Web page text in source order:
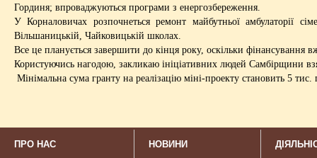
Гординя; впроваджуються програми з енергозбереження.
У Корналовичах розпочнеться ремонт майбутньої амбулаторії
Вільшаницькій, Чайковицькій школах.
Все це планується завершити до кінця року, оскільки фінансування
Користуючись нагодою, закликаю ініціативних людей Самбірщини
Мінімальна сума гранту на реалізацію міні-проекту становить 5
ПРО НАС
НОВИНИ